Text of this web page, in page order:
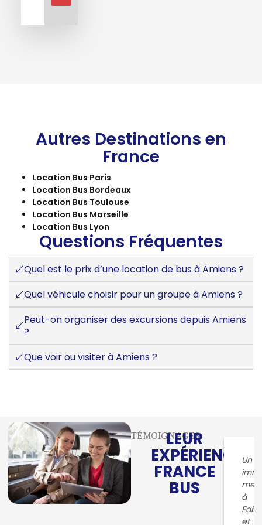
Questions Fréquentes
Quel est le prix d’une location de bus à Amiens ?
Quel véhicule choisir pour un groupe à Amiens ?
Peut-on organiser des excursions depuis Amiens
?
Que voir ou visiter à Amiens ?
Autres Destinations en
France
Location Bus Paris
Location Bus Bordeaux
Location Bus Toulouse
Location Bus Marseille
Location Bus Lyon
TÉMOIGNAGES
LEUR
EXPÉRIENCE
FRANCE
BUS
Un
à
et